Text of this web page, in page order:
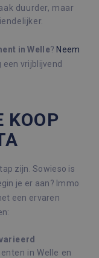
duurder, maar
in Welle? Neem
een vrijblijvend
KOOP
zijn. Sowieso is
je er aan? Immo
een ervaren
in Welle en